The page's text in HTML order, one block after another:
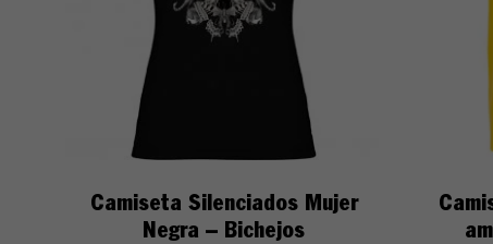
Camiseta Silenciados Mujer
Negra – Bichejos